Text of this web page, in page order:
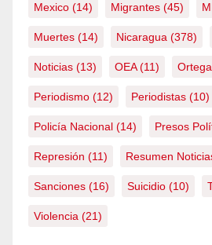
Mexico (14) Migrantes (45)
Muertes (14) Nicaragua (378)
Noticias (13) OEA(11) Ortega
Periodismo (12) Periodistas (10)
Policía Nacional (14) Presos
Represión (11) Resumen
Sanciones (16) Suicidio (10)
Violencia (21)